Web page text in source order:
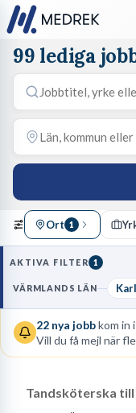
99 lediga
Ort 1
AKTIVA FILTER 1
VÄRMLANDS LÄN
22 nya jobbkom in
Vill du få mejl när
Tandsköterska